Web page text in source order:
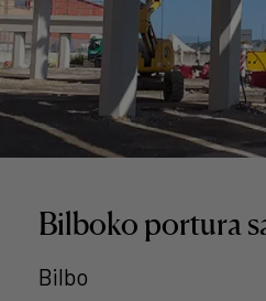
Bilboko portura
Bilbo